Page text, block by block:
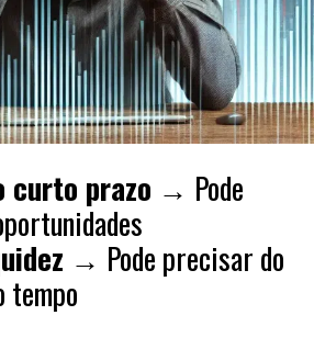
curto prazo → Pode
→ Pode precisar do
tempo